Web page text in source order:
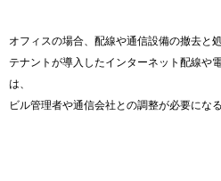
オフィスの場合、配線や通信設備の撤去と
テナントが導入したインターネット配線や
は、
ビル管理者や通信会社との調整が必要にな